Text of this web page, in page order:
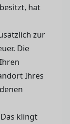
hat
zur
Die
Ihres
klingt